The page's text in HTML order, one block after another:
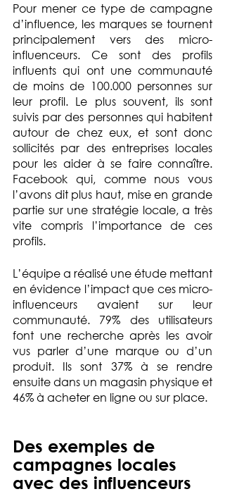
Pour mener ce type de campagne
d’influence, les marques se tournent
principalement vers des micro-
influenceurs. Ce sont des profils
influents qui ont une communauté
de moins de 100.000 personnes sur
leur profil. Le plus souvent, ils sont
suivis par des personnes qui habitent
autour de chez eux, et sont donc
sollicités par des entreprises locales
pour les aider à se faire connaître.
Facebook qui, comme nous vous
l’avons dit plus haut, mise en grande
partie sur une stratégie locale, a très
vite compris l’importance de ces
profils.
L’équipe a réalisé une étude mettant
en évidence l’impact que ces micro-
influenceurs avaient sur leur
communauté. 79% des utilisateurs
font une recherche après les avoir
vus parler d’une marque ou d’un
produit. Ils sont 37% à se rendre
ensuite dans un magasin physique et
46% à acheter en ligne ou sur place.
Des exemples de
campagnes locales
avec des influenceurs